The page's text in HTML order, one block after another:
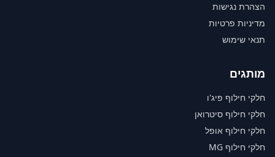
הצהרת נגישות
מדיניות פרטיות
תנאי שימוש
מותגים
חלקי חילוף פיג'ו
חלקי חילוף סיטרואן
חלקי חילוף אופל
חלקי חילוף MG